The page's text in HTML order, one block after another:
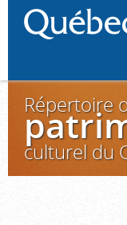
Répertoire
culturel du